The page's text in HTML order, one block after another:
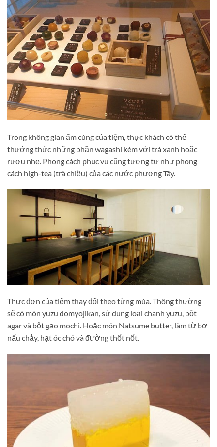
Trong không gian ấm cúng của tiệm, thực khách có thể
thưởng thức những phần wagashi kèm với trà xanh hoặc
rượu nhẹ. Phong cách phục vụ cũng tương tự như phong
cách high-tea (trà chiều) của các nước phương Tây.
Thực đơn của tiệm thay đổi theo từng mùa. Thông thường
sẽ có món yuzu domyojikan, sử dụng loại chanh yuzu, bột
agar và bột gạo mochi. Hoặc món Natsume butter, làm từ bơ
nấu chảy, hạt óc chó và đường thốt nốt.